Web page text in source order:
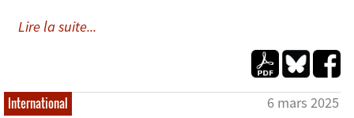
Lire la suite...
International 6 mars 2025